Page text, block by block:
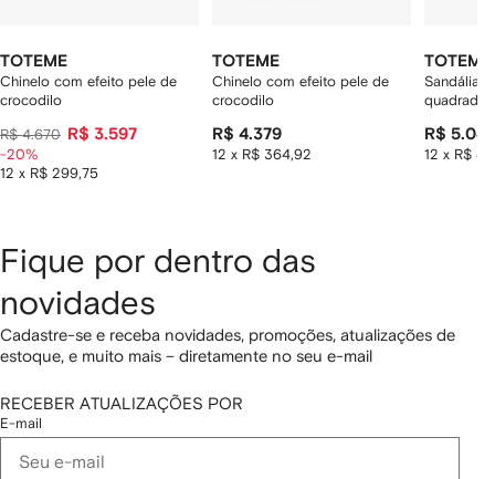
TOTEME
Chinelo com efeito pele de
crocodilo
R$ 4.670 R$ 3.597
12 x R$ 299,75
-20%
TOTEME
Chinelo com efeito pele de
crocodilo
R$ 4.379
12 x R$ 364,92
TOTEME
Sandália
quadrado
R$ 5.049
12 x R$
Fique por dentro das
novidades
Cadastre-se e receba novidades, promoções, atualizações de
estoque, e muito mais – diretamente no seu e-mail
RECEBER ATUALIZAÇÕES POR
E-mail